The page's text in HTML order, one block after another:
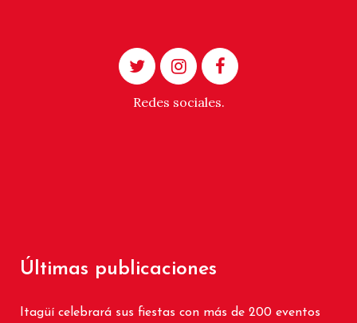
Redes sociales.
Últimas publicaciones
Itagüí celebrará sus fiestas con más de 200 eventos